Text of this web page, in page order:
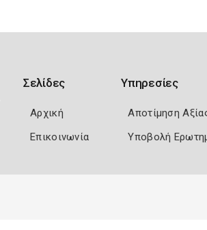
Σελίδες
Αρχική
Επικοινωνία
Υπηρεσίες
Αποτίμηση
Υποβολή